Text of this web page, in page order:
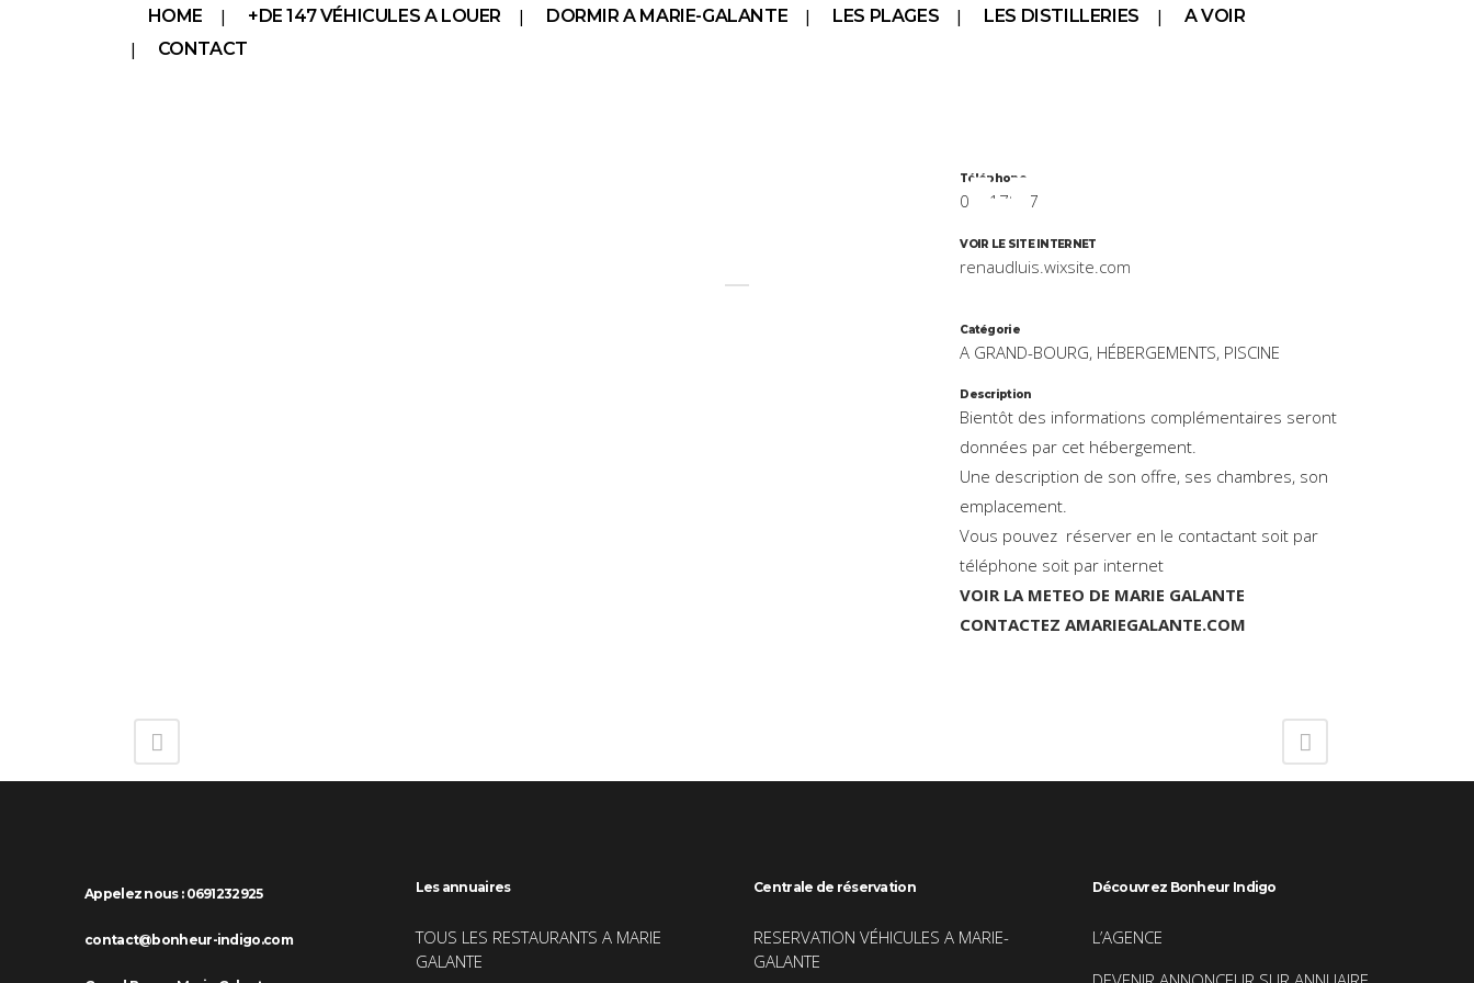
HOME +DE 147 VÉHICULES A LOUER DORMIR A MARIE-GALANTE LES PLAGES LES DISTILLERIES
A VOIR
CONTACT
VANILLE ET VAHINE
Téléphone
0761780743
VOIR LE SITE INTERNET
renaudluis.wixsite.com
Catégorie
A GRAND-BOURG, HÉBERGEMENTS, PISCINE
Description
Bientôt des informations complémentaires seront
données par cet hébergement.
Une description de son offre, ses chambres, son
emplacement.
Vous pouvez réserver en le contactant soit par
téléphone soit par internet
VOIR LA METEO DE MARIE GALANTE
CONTACTEZ AMARIEGALANTE.COM
Appelez nous : 0691232925
contact@bonheur-indigo.com
Les annuaires
TOUS LES RESTAURANTS A MARIE
GALANTE
Centrale de réservation
RESERVATION VÉHICULES A MARIE-
GALANTE
Découvrez Bonheur Indigo
L’AGENCE